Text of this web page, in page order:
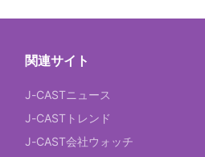
関連サイト
J-CASTニュース
J-CASTトレンド
J-CAST会社ウォッチ